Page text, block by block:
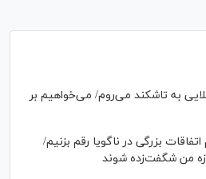
۳ مدال طلایی به تاشکند می‌روم/ می‌خواهیم بر
بزرگی در ناگویا رقم بزنیم/
من شگفت‌زده شوند